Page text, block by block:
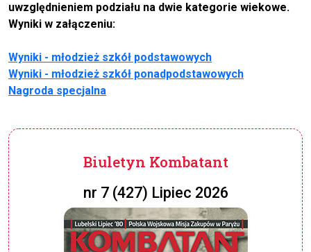
uwzględnieniem podziału na dwie kategorie wiekowe.
Wyniki w załączeniu:
Wyniki - młodzież szkół podstawowych
Wyniki - młodzież szkół ponadpodstawowych
Nagroda specjalna
Biuletyn Kombatant
nr 7 (427) Lipiec 2026